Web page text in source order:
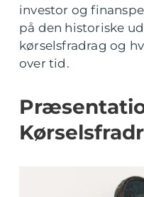
investor og
på den historiske
kørselsfradrag og
over tid.